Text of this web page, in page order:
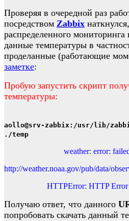
Проверяя в очередной раз
посредством Zabbix
распределенного
данные температуры в
проделанные (работающие
заметке:
Пробую запустить скрипт
температуры:
aollo@srv-zabbix:/usr/lib/
./temp
weather: error:
http://weather.noaa.gov/pub/data/
HTTPError: HTTP
Получаю ответ, что данного
попробовать скачать данный